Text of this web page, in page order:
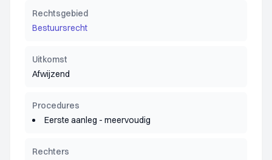
Rechtsgebied
Bestuursrecht
Uitkomst
Afwijzend
Procedures
Eerste aanleg - meervoudig
Rechters